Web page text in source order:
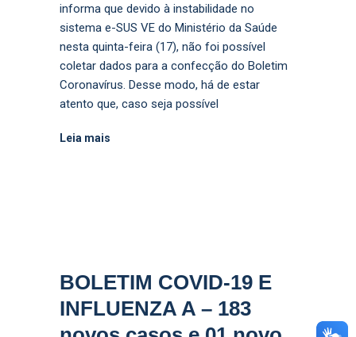
informa que devido à instabilidade no
sistema e-SUS VE do Ministério da Saúde
nesta quinta-feira (17), não foi possível
coletar dados para a confecção do Boletim
Coronavírus. Desse modo, há de estar
atento que, caso seja possível
Leia mais
BOLETIM COVID-19 E
INFLUENZA A – 183